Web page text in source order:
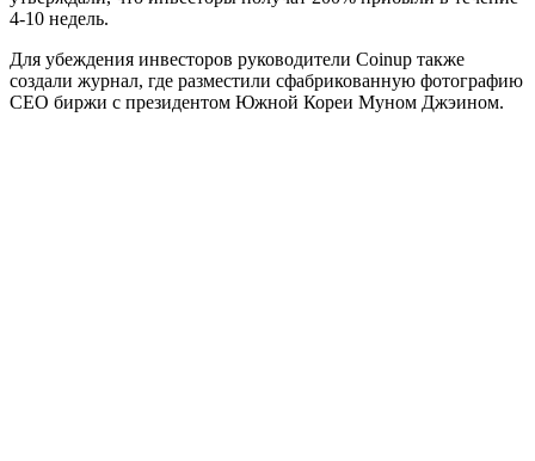
4-10 недель.
Для убеждения инвесторов руководители Coinup также
создали журнал, где разместили сфабрикованную фотографию
СЕО биржи с президентом Южной Кореи Муном Джэином.